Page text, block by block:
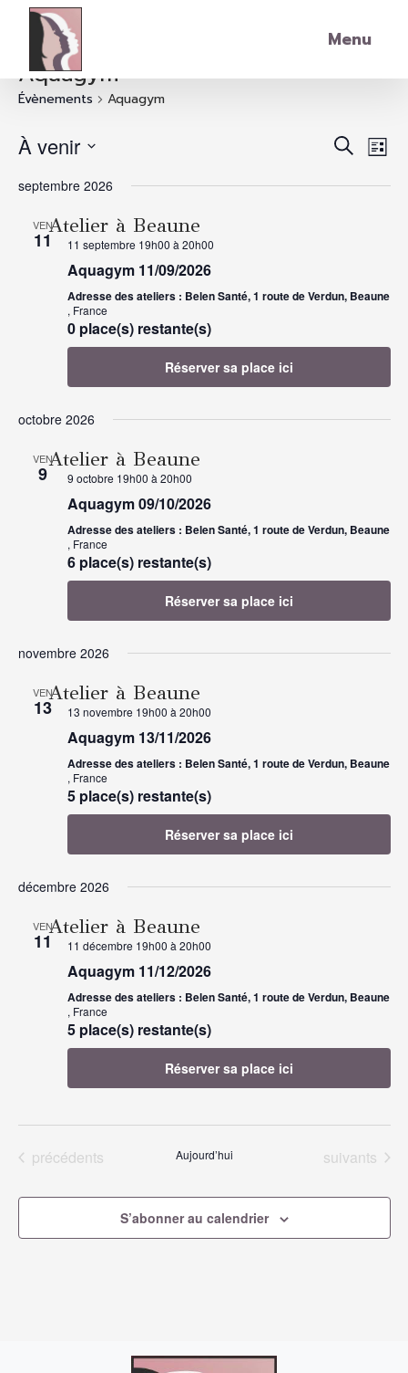
Skip to main content
Menu
Aquagym
Évènements Aquagym
et
de
Recherche
Liste
À venir
une
septembre 2026
VEN
11
Atelier à Beaune
11 septembre 19h00 à 20h00
Aquagym 11/09/2026
Adresse des ateliers : Belen Santé, 1 route de Verdun, Beaune
, France
0 place(s) restante(s)
Réserver sa place ici
octobre 2026
VEN
9
Atelier à Beaune
9 octobre 19h00 à 20h00
Aquagym 09/10/2026
Adresse des ateliers : Belen Santé, 1 route de Verdun, Beaune
, France
6 place(s) restante(s)
Réserver sa place ici
novembre 2026
VEN
13
Atelier à Beaune
13 novembre 19h00 à 20h00
Aquagym 13/11/2026
Adresse des ateliers : Belen Santé, 1 route de Verdun, Beaune
, France
5 place(s) restante(s)
Réserver sa place ici
décembre 2026
VEN
11
Atelier à Beaune
11 décembre 19h00 à 20h00
Aquagym 11/12/2026
Adresse des ateliers : Belen Santé, 1 route de Verdun, Beaune
, France
5 place(s) restante(s)
Réserver sa place ici
Évènements
précédents Aujourd’hui Évènements
suivants
S’abonner au calendrier